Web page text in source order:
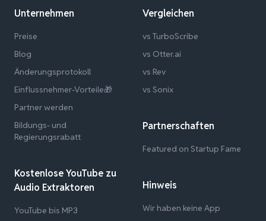
Unternehmen
Preise
Blog
Änderungsprotokoll
Einflussnehmer-Vorteile🎁
Partner werden
Bildungs- und
Regierungsrabatt
Kostenlose YouTube zu
Audio Extraktoren
YouTube bis MP3
Vergleichen
vs TurboScribe
vs Otter.ai
vs Rev
vs Sonix
Partnerschaften
Featured on Startup Fame
Hinweis
Wir haben keine App